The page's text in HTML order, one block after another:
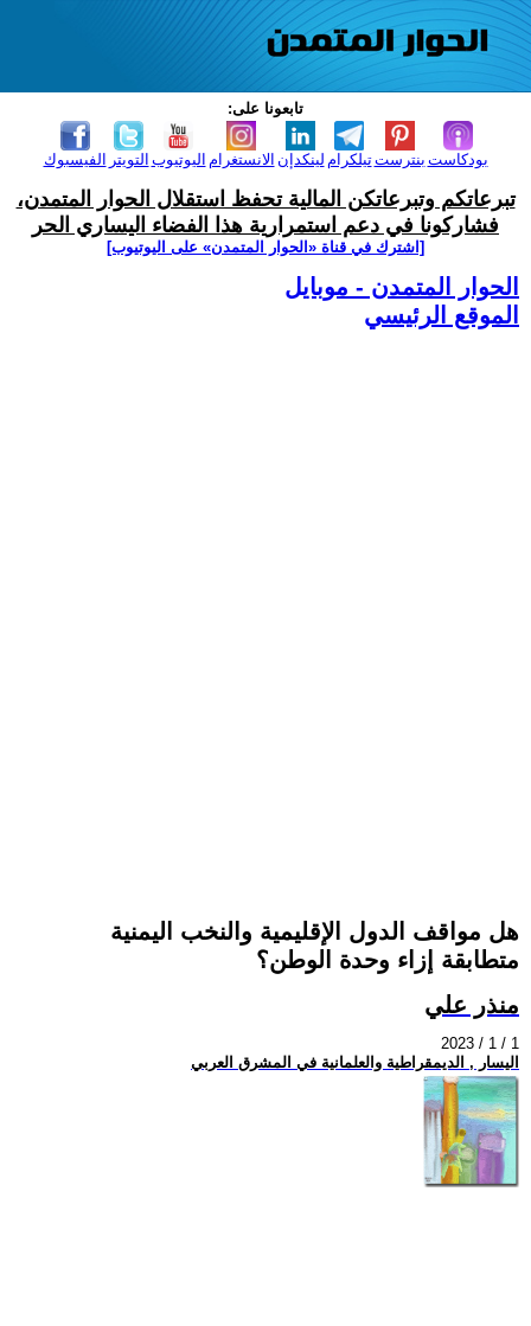
تابعونا على:
الفيسبوك التويتر اليوتيوب الانستغرام لينكدإن تيلكرامبنترست بودكاست
تبرعاتكم وتبرعاتكن المالية تحفظ استقلال الحوار المتمدن،
فشاركونا في دعم استمرارية هذا الفضاء اليساري الحر
[اشترك في قناة ‫«الحوار المتمدن» على اليوتيوب]
الحوار المتمدن - موبايل
الموقع الرئيسي
هل مواقف الدول الإقليمية والنخب اليمنية
متطابقة إزاء وحدة الوطن؟
منذر علي
2023 / 1 / 1
اليسار , الديمقراطية والعلمانية في المشرق العربي